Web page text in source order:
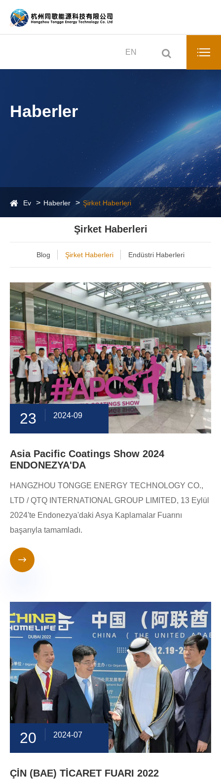
EN
Haberler
Ev Haberler Şirket Haberleri
Şirket Haberleri
Blog Şirket Haberleri Endüstri Haberleri
23 2024-09
Asia Pacific Coatings Show 2024
ENDONEZYA'DA
HANGZHOU TONGGE ENERGY TECHNOLOGY CO.,
LTD / QTQ INTERNATIONAL GROUP LIMITED, 13 Eylül
2024'te Endonezya'daki Asya Kaplamalar Fuarını
başarıyla tamamladı.

20 2024-07
ÇİN (BAE) TİCARET FUARI 2022